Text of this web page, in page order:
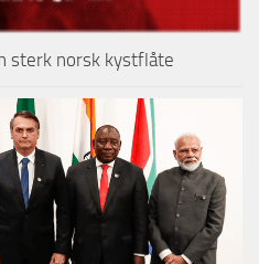
sterk norsk kystflåte